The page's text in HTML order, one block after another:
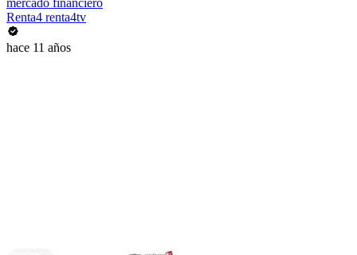
mercado financiero
Renta4 renta4tv
hace 11 años